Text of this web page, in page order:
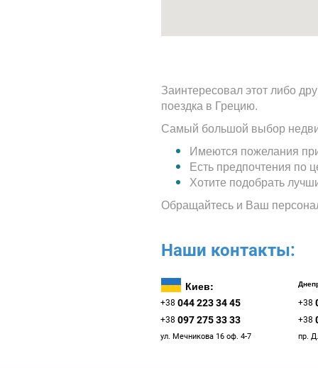
Заинтересовал этот либо
поездка в Грецию.
Самый большой выбор
Имеются пожелания
Есть предпочтения по
Хотите подобрать
Обращайтесь и Ваш
Наши контакты:
Киев:
+38 044 223 34 45 +38
+38 097 275 33 33 +38
ул. Мечникова 16 оф. 4-7 пр.